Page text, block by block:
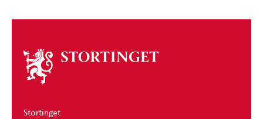
Om
stortinget
Stortinget